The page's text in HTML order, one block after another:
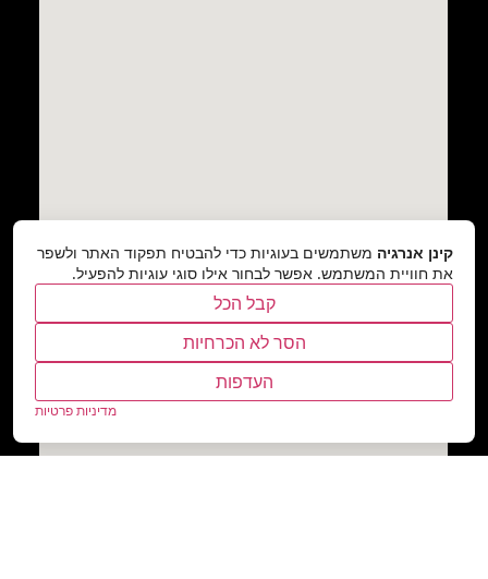
קינן אנרגיה משתמשים בעוגיות כדי להבטיח תפקוד האתר ולשפר
את חוויית המשתמש. אפשר לבחור אילו סוגי עוגיות להפעיל.
קבל הכל
הסר לא הכרחיות
העדפות
מדיניות פרטיות